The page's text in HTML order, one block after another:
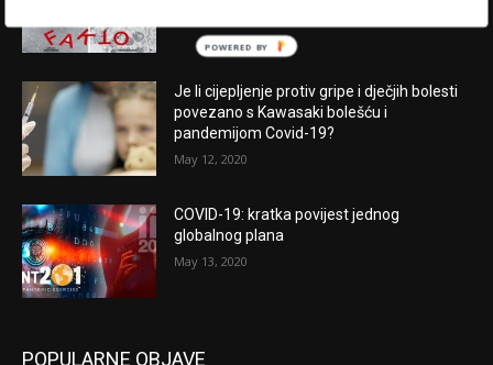
Je li cijepljenje protiv gripe i dječjih bolesti
povezano s Kawasaki bolešću i
pandemijom Covid-19?
May 12, 2020
COVID-19: kratka povijest jednog
globalnog plana
May 13, 2020
POPULARNE OBJAVE
POWERED BY